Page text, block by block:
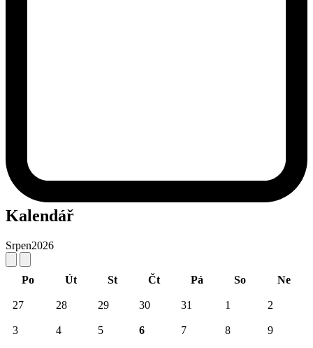
Kalendář
Srpen2026
Po Út St Čt Pá So Ne
27 28 29 30 31 1 2
3 4 5 6 7 8 9